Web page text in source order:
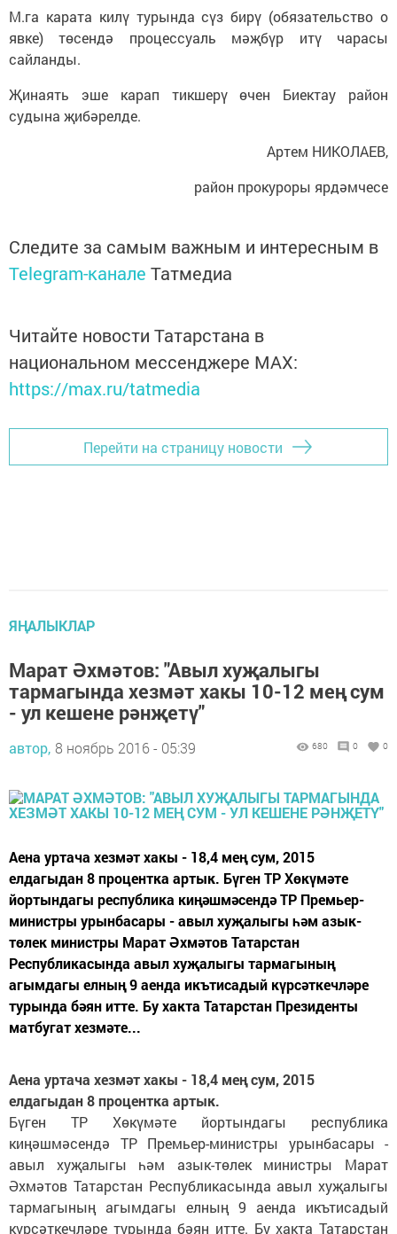
М.га карата килү турында сүз бирү (обязательство о
явке) төсендә процессуаль мәҗбүр итү чарасы
сайланды.
Җинаять эше карап тикшерү өчен Биектау район
судына җибәрелде.
Артем НИКОЛАЕВ,
район прокуроры ярдәмчесе
Следите за самым важным и интересным в
Telegram-канале Татмедиа
Читайте новости Татарстана в
национальном мессенджере MАХ:
https://max.ru/tatmedia
Перейти на страницу новости
ЯҢАЛЫКЛАР
Марат Әхмәтов: "Авыл хуҗалыгы
тармагында хезмәт хакы 10-12 мең сум
- ул кешене рәнҗетү"
автор, 8 ноябрь 2016 - 05:39 680 0 0
Аена уртача хезмәт хакы - 18,4 мең сум, 2015
елдагыдан 8 процентка артык. Бүген ТР Хөкүмәте
йортындагы республика киңәшмәсендә ТР Премьер-
министры урынбасары - авыл хуҗалыгы һәм азык-
төлек министры Марат Әхмәтов Татарстан
Республикасында авыл хуҗалыгы тармагының
агымдагы елның 9 аенда икътисадый күрсәткечләре
турында бәян итте. Бу хакта Татарстан Президенты
матбугат хезмәте...
Аена уртача хезмәт хакы - 18,4 мең сум, 2015
елдагыдан 8 процентка артык.
Бүген ТР Хөкүмәте йортындагы республика
киңәшмәсендә ТР Премьер-министры урынбасары -
авыл хуҗалыгы һәм азык-төлек министры Марат
Әхмәтов Татарстан Республикасында авыл хуҗалыгы
тармагының агымдагы елның 9 аенда икътисадый
күрсәткечләре турында бәян итте. Бу хакта Татарстан